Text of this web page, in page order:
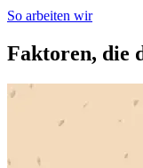
So arbeiten wir
Faktoren, die